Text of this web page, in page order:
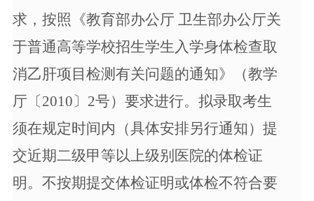
求，按照《教育部办公厅 卫生部办公厅关
于普通高等学校招生学生入学身体检查取
消乙肝项目检测有关问题的通知》（教学
厅〔2010〕2号）要求进行。拟录取考生
须在规定时间内（具体安排另行通知）提
交近期二级甲等以上级别医院的体检证
明。不按期提交体检证明或体检不符合要